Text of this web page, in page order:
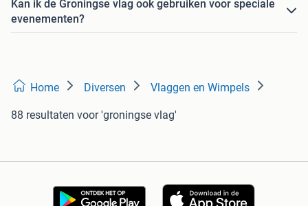
Kan ik de Groningse vlag ook gebruiken voor speciale
evenementen?
Home Diversen Vlaggen en Wimpels
88 resultaten voor 'groningse vlag'